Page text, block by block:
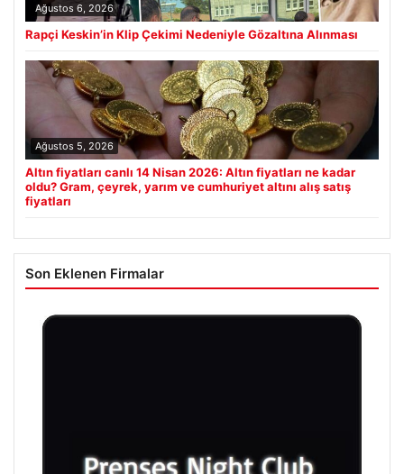
Ağustos 6, 2026
Rapçi Keskin’in Klip Çekimi Nedeniyle Gözaltına Alınması
Ağustos 5, 2026
Altın fiyatları canlı 14 Nisan 2026: Altın fiyatları ne kadar
oldu? Gram, çeyrek, yarım ve cumhuriyet altını alış satış
fiyatları
Son Eklenen Firmalar